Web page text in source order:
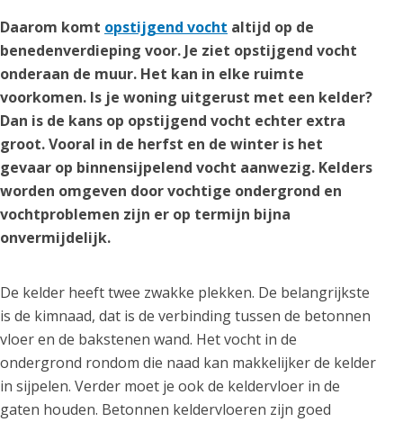
Daarom komt opstijgend vocht altijd op de
benedenverdieping voor. Je ziet opstijgend vocht
onderaan de muur. Het kan in elke ruimte
voorkomen. Is je woning uitgerust met een kelder?
Dan is de kans op opstijgend vocht echter extra
groot. Vooral in de herfst en de winter is het
gevaar op binnensijpelend vocht aanwezig. Kelders
worden omgeven door vochtige ondergrond en
vochtproblemen zijn er op termijn bijna
onvermijdelijk.
De kelder heeft twee zwakke plekken. De belangrijkste
is de kimnaad, dat is de verbinding tussen de betonnen
vloer en de bakstenen wand. Het vocht in de
ondergrond rondom die naad kan makkelijker de kelder
in sijpelen. Verder moet je ook de keldervloer in de
gaten houden. Betonnen keldervloeren zijn goed